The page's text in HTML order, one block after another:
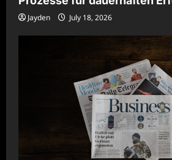
Jayden July 18, 2026